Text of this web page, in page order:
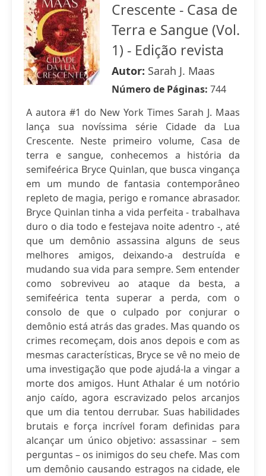
Crescente - Casa de
Terra e Sangue (Vol.
1) - Edição revista
Autor: Sarah J. Maas
Número de Páginas: 744
A autora #1 do New York Times Sarah J. Maas
lança sua novíssima série Cidade da Lua
Crescente. Neste primeiro volume, Casa de
terra e sangue, conhecemos a história da
semifeérica Bryce Quinlan, que busca vingança
em um mundo de fantasia contemporâneo
repleto de magia, perigo e romance abrasador.
Bryce Quinlan tinha a vida perfeita - trabalhava
duro o dia todo e festejava noite adentro -, até
que um demônio assassina alguns de seus
melhores amigos, deixando-a destruída e
mudando sua vida para sempre. Sem entender
como sobreviveu ao ataque da besta, a
semifeérica tenta superar a perda, com o
consolo de que o culpado por conjurar o
demônio está atrás das grades. Mas quando os
crimes recomeçam, dois anos depois e com as
mesmas características, Bryce se vê no meio de
uma investigação que pode ajudá-la a vingar a
morte dos amigos. Hunt Athalar é um notório
anjo caído, agora escravizado pelos arcanjos
que um dia tentou derrubar. Suas habilidades
brutais e força incrível foram definidas para
alcançar um único objetivo: assassinar – sem
perguntas – os inimigos do seu chefe. Mas com
um demônio causando estragos na cidade, ele